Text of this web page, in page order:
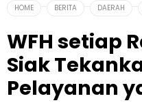
HOME BERITA DAERAH
WFH setiap
Siak
Pelayanan